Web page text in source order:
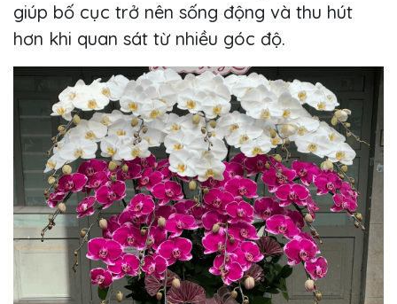
giúp bố cục trở nên sống động và thu hút
hơn khi quan sát từ nhiều góc độ.